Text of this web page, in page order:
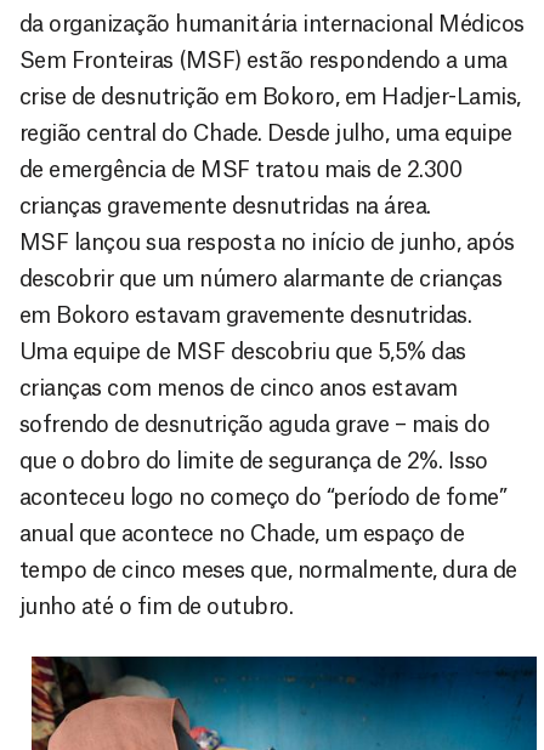
da organização humanitária internacional Médicos
Sem Fronteiras (MSF) estão respondendo a uma
crise de desnutrição em Bokoro, em Hadjer-Lamis,
região central do Chade. Desde julho, uma equipe
de emergência de MSF tratou mais de 2.300
crianças gravemente desnutridas na área.
MSF lançou sua resposta no início de junho, após
descobrir que um número alarmante de crianças
em Bokoro estavam gravemente desnutridas.
Uma equipe de MSF descobriu que 5,5% das
crianças com menos de cinco anos estavam
sofrendo de desnutrição aguda grave – mais do
que o dobro do limite de segurança de 2%. Isso
aconteceu logo no começo do “período de fome”
anual que acontece no Chade, um espaço de
tempo de cinco meses que, normalmente, dura de
junho até o fim de outubro.